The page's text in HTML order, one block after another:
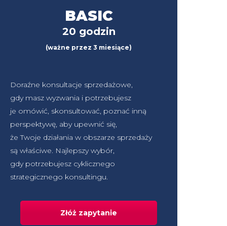
BASIC
20 godzin
(ważne przez 3 miesiące)
Doraźne konsultacje sprzedażowe,
gdy masz wyzwania i potrzebujesz
je omówić, skonsultować, poznać inną
perspektywę, aby upewnić się,
że Twoje działania w obszarze sprzedaży
są właściwe. Najlepszy wybór,
gdy potrzebujesz cyklicznego
strategicznego konsultingu.
Złóż zapytanie